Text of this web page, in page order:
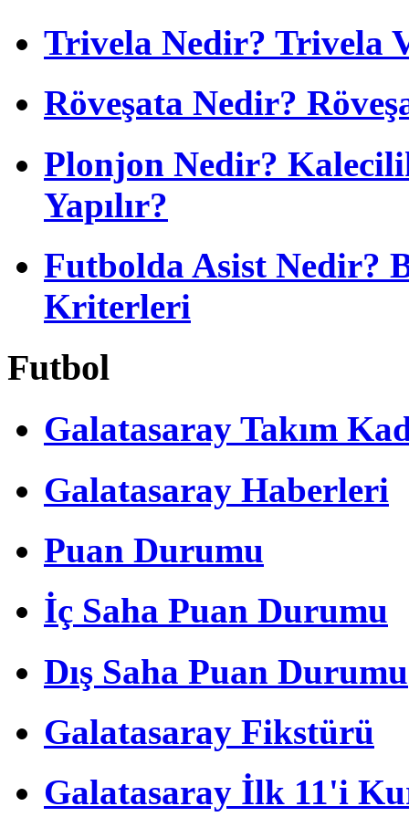
Trivela Nedir? Trivela
Röveşata Nedir?
Plonjon Nedir?
Yapılır?
Futbolda Asist Nedir?
Kriterleri
Futbol
Galatasaray Takım
Galatasaray Haberleri
Puan Durumu
İç Saha Puan Durumu
Dış Saha Puan Durumu
Galatasaray Fikstürü
Galatasaray İlk 11'i